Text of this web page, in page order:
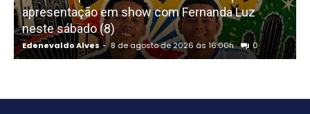
apresentação em show com Fernanda Luz
neste sábado (8)
Edenevaldo Alves - 8 de agosto de 2026 às 16:00h 0